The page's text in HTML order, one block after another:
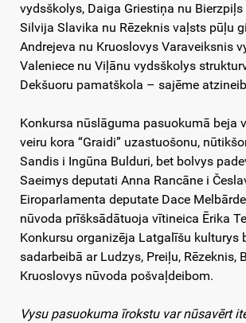
vydsškolys, Daiga Griestiņa nu
Silvija Slavika nu Rēzeknis vaļsts pūļu
Andrejeva nu Kruoslovys Varaveiksnis
Valeniece nu Viļānu vydsškolys
Dekšuoru pamatškola – sajēme
Konkursa nūslāguma pasuokumā beja
veiru kora “Graidi” uzastuošonu,
Sandis i Ingūna Bulduri, bet bolvys
Saeimys deputati Anna Rancāne i
Eiroparlamenta deputate Dace
nūvoda prīšksādātuoja vītineica Ērika
Konkursu organizēja Latgalīšu kulturys
sadarbeibā ar Ludzys, Preiļu, Rēzeknis,
Kruoslovys nūvoda pošvaļdeibom.
Vysu pasuokuma īrokstu var nūsavērt